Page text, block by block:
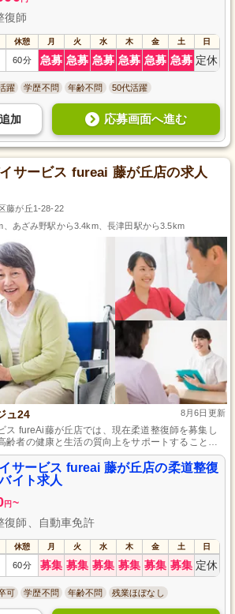
復師
休憩 月 火 水 木 金 土 日
60分 急募 急募 急募 急募 急募 急募 定休
躍 学歴不問 年齢不問 50代活躍
追加 応募画面へ進む
サービス fureai 藤が丘店の求人
藤が丘1-28-22
、あざみ野駅から3.4km、長津田駅から3.5km
ュ24 8月6日更新
ス fureAi藤が丘店では、現在柔道整復師を募集し
齢者の健康と生活の質向上をサポートすることに
ト・アルバイトの方も働きやすい環境を整えてお
きませんか？資格を活かして地域医療を支える仕
たのご応募をお待ちしております！
サービス fureai 藤が丘店の柔道整復
イト求人
円 ~
復師、自動車免許
休憩 月 火 水 木 金 土 日
60分 募集 募集 募集 募集 募集 募集 定休
可 学歴不問 年齢不問 残業ほぼなし